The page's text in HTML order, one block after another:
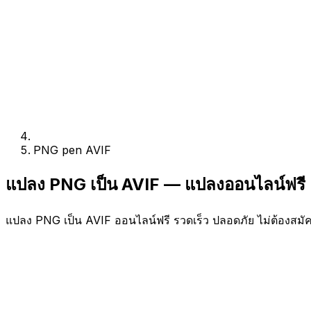
PNG pen AVIF
แปลง PNG เป็น AVIF — แปลงออนไลน์ฟรี
แปลง PNG เป็น AVIF ออนไลน์ฟรี รวดเร็ว ปลอดภัย ไม่ต้องสมั